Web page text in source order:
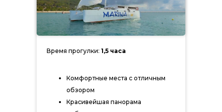
Комфортные места с отличным
обзором
Красивейшая панорама
Время прогулки: 1,5 часа